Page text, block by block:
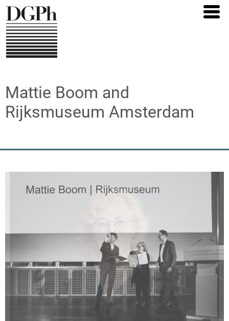
Direkt
zum
Inhalt
Mattie Boom and
Rijksmuseum Amsterdam